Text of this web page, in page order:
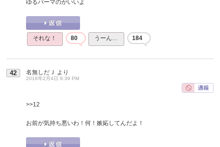
ゆるパーマのがいいよ
それな！ 80 うーん… 184
42 名無しだＪ より
2016年2月4日 8:39 PM
>>12
お前が気持ち悪いわ！何！嫉妬してんだよ！